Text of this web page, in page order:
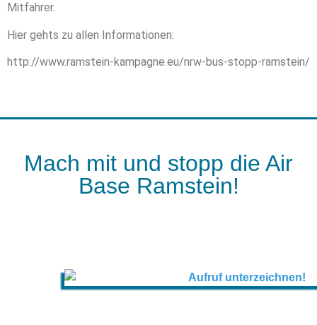
Mitfahrer.
Hier gehts zu allen Informationen:
http://www.ramstein-kampagne.eu/nrw-bus-stopp-ramstein/
Mach mit und stopp die Air
Base Ramstein!